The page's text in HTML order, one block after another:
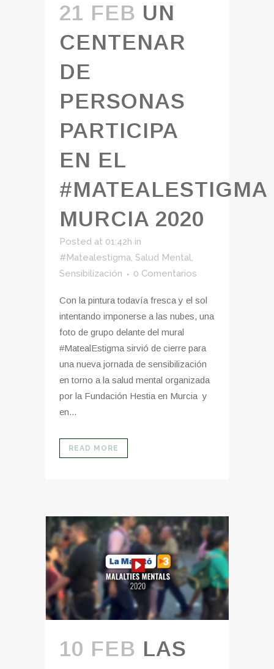
21 FEB UN
CENTENAR
DE
PERSONAS
PARTICIPA
EN EL
#MATEALESTIGMA
MURCIA 2020
Posted at 01:42h in
#Matealestigma, Salud Mental,
Sensibilización
0 Comentarios
Con la pintura todavía fresca y el sol
intentando imponerse a las nubes, una
foto de grupo delante del mural
#MatealEstigma sirvió de cierre para
una nueva jornada de sensibilización
en torno a la salud mental organizada
por la Fundación Hestia en Murcia y
en...
READ MORE
10 FEB LAS